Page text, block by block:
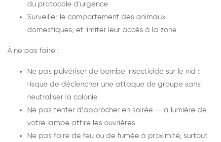
du protocole d'urgence
Surveiller le comportement des animaux
domestiques, et limiter leur accès à la zone
À ne pas faire :
Ne pas pulvériser de bombe insecticide sur le nid :
risque de déclencher une attaque de groupe sans
neutraliser la colonie
Ne pas tenter d'approcher en soirée — la lumière de
votre lampe attire les ouvrières
Ne pas faire de feu ou de fumée à proximité, surtout